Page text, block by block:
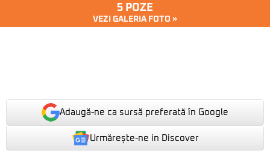
5 POZE
VEZI GALERIA FOTO »
Adaugă-ne ca sursă preferată în Google
Urmărește-ne in Discover